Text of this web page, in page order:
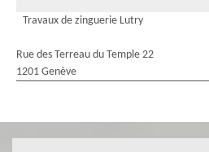
Travaux de zinguerie Lutry
Rue des Terreau du Temple 22
1201 Genève